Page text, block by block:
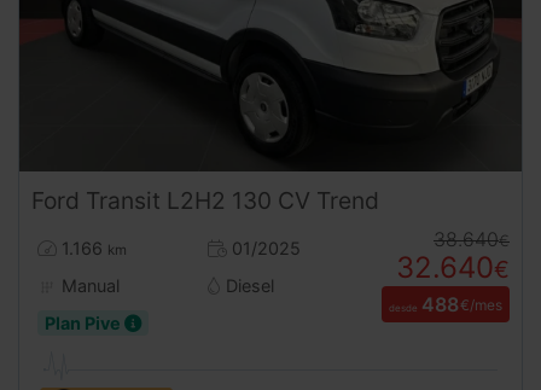
Ford Transit L2H2 130 CV Trend
1.166 km
01/2025
Manual
Diesel
Plan Pive
38.640€
32.640€
desde 488€/mes